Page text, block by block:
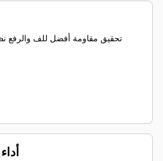
تحقيق مقاومة أفضل للف والرفع